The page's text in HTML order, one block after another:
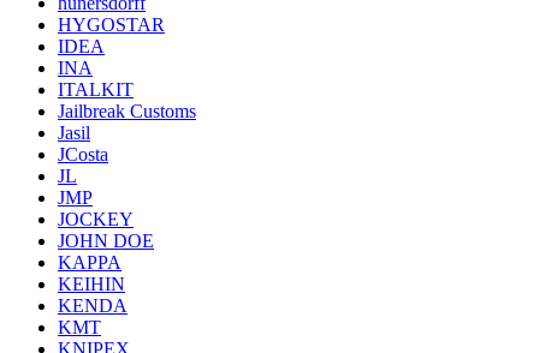
HYGOSTAR
IDEA
INA
ITALKIT
Jailbreak Customs
Jasil
JCosta
JL
JMP
JOCKEY
JOHN DOE
KAPPA
KEIHIN
KENDA
KMT
KNIPEX